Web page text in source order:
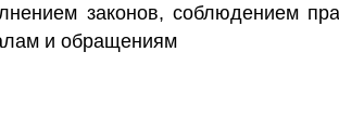
законов, соблюдением
и обращениям